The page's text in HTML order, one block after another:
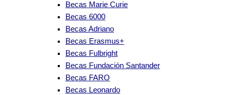
Becas Marie Curie
Becas 6000
Becas Adriano
Becas Erasmus+
Becas Fulbright
Becas Fundación Santander
Becas FARO
Becas Leonardo